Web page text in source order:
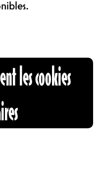
sont
du Nouveau
chez nous
des
rappellent
et que la
on relance
festive
!
les cookies